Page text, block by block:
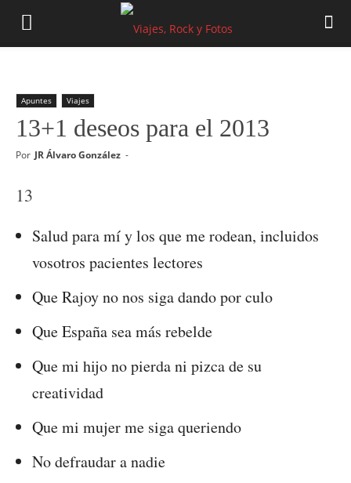
Apuntes Viajes
13+1 deseos para el 2013
Por JR Álvaro González -
13
Salud para mí y los que me rodean, incluidos
vosotros pacientes lectores
Que Rajoy no nos siga dando por culo
Que España sea más rebelde
Que mi hijo no pierda ni pizca de su
creatividad
Que mi mujer me siga queriendo
No defraudar a nadie